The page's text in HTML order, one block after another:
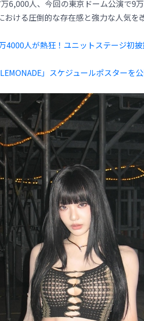
6,000人、今回の東京ドーム公演で9
ける圧倒的な存在感と強力な人気を
4000人が熱狂！ユニットステージ初
」スケジュールポスターを